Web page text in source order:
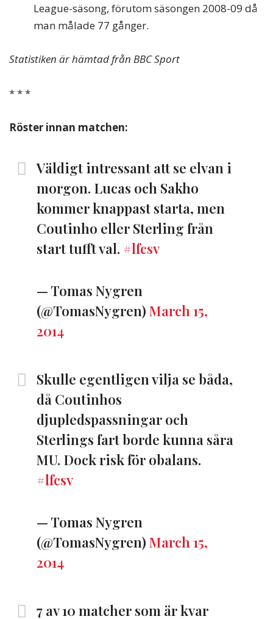
League-säsong, förutom säsongen 2008-09 då
man målade 77 gånger.
Statistiken är hämtad från BBC Sport
* * *
Röster innan matchen:
Väldigt intressant att se elvan i
morgon. Lucas och Sakho
kommer knappast starta, men
Coutinho eller Sterling från
start tufft val. #lfcsv
— Tomas Nygren
(@TomasNygren) March 15,
2014
Skulle egentligen vilja se båda,
då Coutinhos
djupledspassningar och
Sterlings fart borde kunna såra
MU. Dock risk för obalans.
#lfcsv
— Tomas Nygren
(@TomasNygren) March 15,
2014
7 av 10 matcher som är kvar